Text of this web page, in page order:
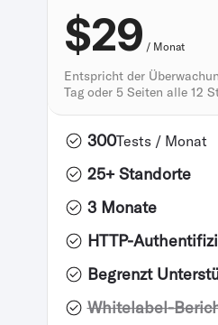
$29 / Monat
Entspricht der
Tag oder 5 Seiten alle 12
300Tests / Monat
25+ Standorte
3 Monate
HTTP-
Begrenzt
Whitelabel-